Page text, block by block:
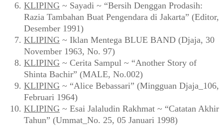
KLIPING ~ Sayadi ~ “Bersih Denggan Prodasih:
Razia Tambahan Buat Pengendara di Jakarta” (Editor,
Desember 1991)
KLIPING ~ Iklan Mentega BLUE BAND (Djaja, 30
November 1963, No. 97)
KLIPING ~ Cerita Sampul ~ “Another Story of
Shinta Bachir” (MALE, No.002)
KLIPING ~ “Alice Bebassari” (Mingguan Djaja_106,
Februari 1964)
KLIPING ~ Esai Jalaludin Rakhmat ~ “Catatan Akhir
Tahun” (Ummat_No. 25, 05 Januari 1998)